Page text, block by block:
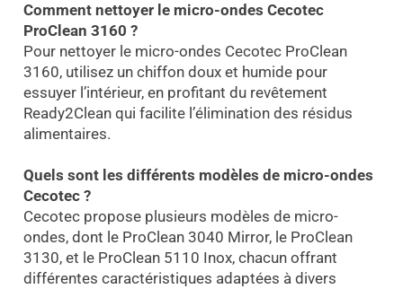
Comment nettoyer le micro-ondes Cecotec
ProClean 3160 ?
Pour nettoyer le micro-ondes Cecotec ProClean
3160, utilisez un chiffon doux et humide pour
essuyer l’intérieur, en profitant du revêtement
Ready2Clean qui facilite l’élimination des résidus
alimentaires.
Quels sont les différents modèles de micro-ondes
Cecotec ?
Cecotec propose plusieurs modèles de micro-
ondes, dont le ProClean 3040 Mirror, le ProClean
3130, et le ProClean 5110 Inox, chacun offrant
différentes caractéristiques adaptées à divers